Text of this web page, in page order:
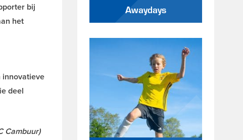
bij
het
innovatieve
deel
Cambuur)
Awaydays